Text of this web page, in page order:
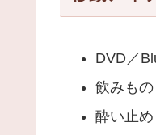
DVD／
飲みも
酔い止め